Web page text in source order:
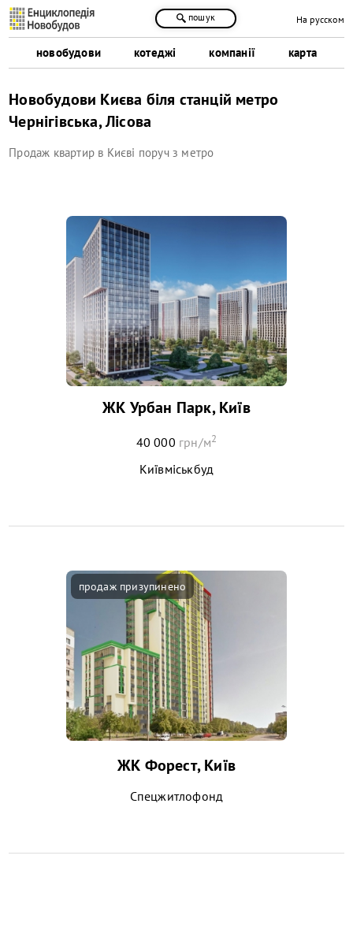
новобудови котеджі компанії карта
пошук На русском
Новобудови Києва біля станцій метро
Чернігівська, Лісова
Продаж квартир в Києві поруч з метро
ЖК Урбан Парк, Київ
40 000 грн/м2
Київміськбуд
ЖК Форест, Київ
Спецжитлофонд